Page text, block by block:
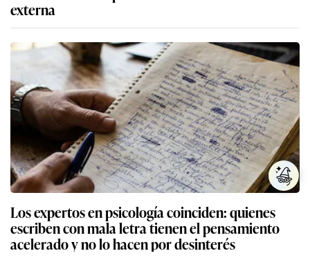
externa
Los expertos en psicología coinciden: quienes
escriben con mala letra tienen el pensamiento
acelerado y no lo hacen por desinterés